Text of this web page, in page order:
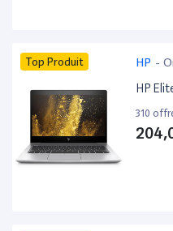
Top Produit HP -
HP
310